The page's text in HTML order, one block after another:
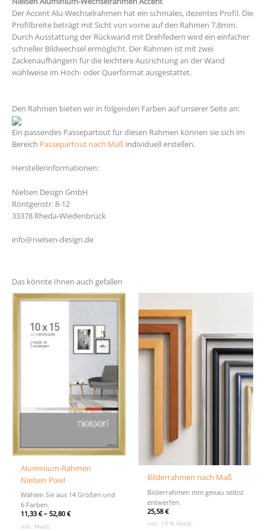
Der Accent Alu-Wechselrahmen hat ein schmales, dezentes Profil. Die
Profilbreite beträgt mit Sicht von vorne auf den Rahmen 7,8mm.
Durch Ausstattung der Rückwand mit Drehfedern wird ein einfacher
schneller Bildwechsel ermöglicht. Der Rahmen ist mit zwei
Zackenaufhängern für die leichtere Ausrichtung an der Wand
wahlweise im Hoch- oder Querformat ausgestattet.
Den Rahmen bieten wir in folgenden Farben auf unserer Seite an:
Ein passendes Passepartout für diesen Rahmen können sie sich im
Bereich Passepartout nach Maß individuell erstellen.
Herstellerinformationen:
Nielsen Design GmbH
Röntgenstr. 8-12
33378 Rheda-Wiedenbrück
info@nielsen-design.de
Das könnte Ihnen auch gefallen
Aluminium-Rahmen
Nielsen Pixel
Wählen Sie aus 14 Größen und
6 Farben.
11,33€–52,80€
inkl. MwSt.
Bilderrahmen nach Maß
Bilderrahmen mm genau selbst
entwerfen.
25,58€
inkl. 19 % MwSt.